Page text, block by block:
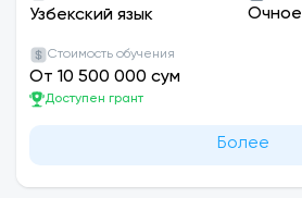
Узбекский язык Очное
Стоимость обучения
От 10 500 000 сум
Доступен грант
Более